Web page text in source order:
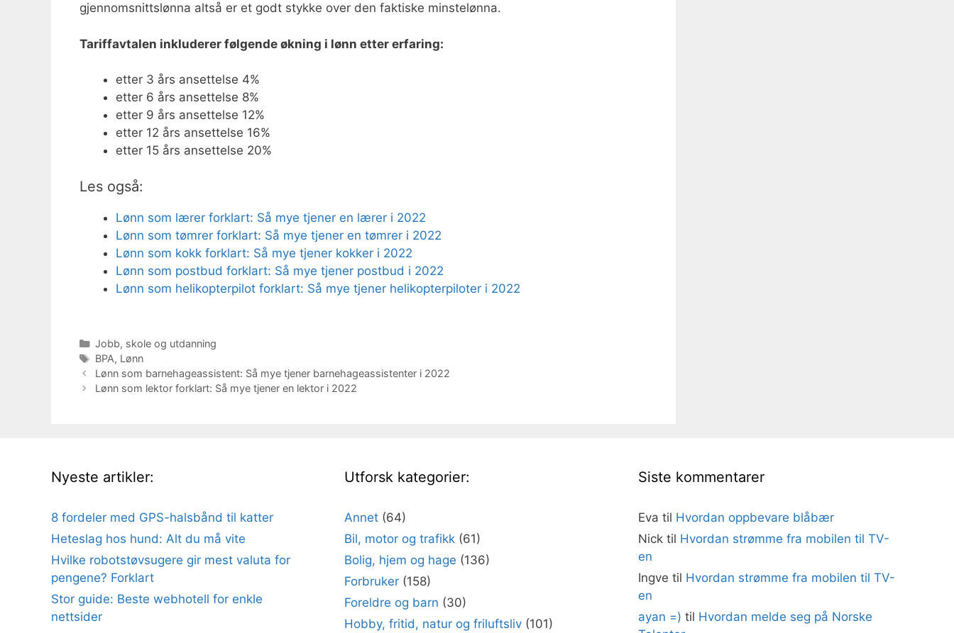
gjennomsnittslønna altså er et godt stykke over den faktiske minstelønna.
Tariffavtalen inkluderer følgende økning i lønn etter erfaring:
etter 3 års ansettelse 4%
etter 6 års ansettelse 8%
etter 9 års ansettelse 12%
etter 12 års ansettelse 16%
etter 15 års ansettelse 20%
Les også:
Lønn som lærer forklart: Så mye tjener en lærer i 2022
Lønn som tømrer forklart: Så mye tjener en tømrer i 2022
Lønn som kokk forklart: Så mye tjener kokker i 2022
Lønn som postbud forklart: Så mye tjener postbud i 2022
Lønn som helikopterpilot forklart: Så mye tjener helikopterpiloter i 2022
Kategorier
Jobb, skole og utdanning
Stikkord
BPA, Lønn
Lønn som barnehageassistent: Så mye tjener barnehageassistenter i 2022
Lønn som lektor forklart: Så mye tjener en lektor i 2022
Nyeste artikler:
8 fordeler med GPS-halsbånd til katter
Heteslag hos hund: Alt du må vite
Hvilke robotstøvsugere gir mest valuta for
pengene? Forklart
Stor guide: Beste webhotell for enkle
nettsider
Utforsk kategorier:
Annet (64)
Bil, motor og trafikk (61)
Bolig, hjem og hage (136)
Forbruker (158)
Foreldre og barn (30)
Hobby, fritid, natur og friluftsliv (101)
Siste kommentarer
Eva til Hvordan oppbevare blåbær
Nicktil Hvordan strømme fra mobilen til TV-
en
Ingve til Hvordan strømme fra mobilen til TV-
en
ayan =) til Hvordan melde seg på Norske